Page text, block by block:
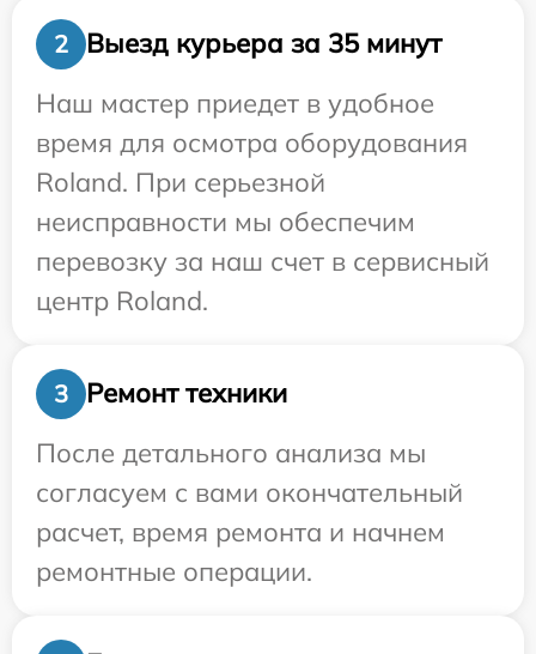
2
Выезд курьера за 35 минут
Наш мастер приедет в удобное
время для осмотра оборудования
Roland. При серьезной
неисправности мы обеспечим
перевозку за наш счет в сервисный
центр Roland.
3
Ремонт техники
После детального анализа мы
согласуем с вами окончательный
расчет, время ремонта и начнем
ремонтные операции.